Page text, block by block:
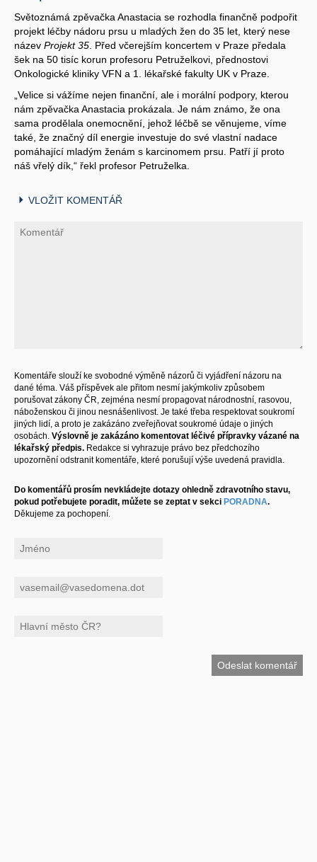
Světoznámá zpěvačka Anastacia se rozhodla finančně podpořit
projekt léčby nádoru prsu u mladých žen do 35 let, který nese
název Projekt 35 . Před včerejším koncertem v Praze předala
šek na 50 tisíc korun profesoru Petruželkovi, přednostovi
Onkologické kliniky VFN a 1. lékařské fakulty UK v Praze.
„Velice si vážíme nejen finanční, ale i morální podpory, kterou
nám zpěvačka Anastacia prokázala. Je nám známo, že ona
sama prodělala onemocnění, jehož léčbě se věnujeme, víme
také, že značný díl energie investuje do své vlastní nadace
pomáhající mladým ženám s karcinomem prsu. Patří jí proto
náš vřelý dík,“ řekl profesor Petruželka.
VLOŽIT KOMENTÁŘ
Komentáře slouží ke svobodné výměně názorů či vyjádření názoru na
dané téma. Váš příspěvek ale přitom nesmí jakýmkoliv způsobem
porušovat zákony ČR, zejména nesmí propagovat národnostní, rasovou,
náboženskou či jinou nesnášenlivost. Je také třeba respektovat soukromí
jiných lidí, a proto je zakázáno zveřejňovat soukromé údaje o jiných
osobách. Výslovně je zakázáno komentovat léčivé přípravky vázané na
lékařský předpis. Redakce si vyhrazuje právo bez předchozího
upozornění odstranit komentáře, které porušují výše uvedená pravidla.
Do komentářů prosím nevkládejte dotazy ohledně zdravotního stavu,
pokud potřebujete poradit, můžete se zeptat v sekci PORADNA.
Děkujeme za pochopení.